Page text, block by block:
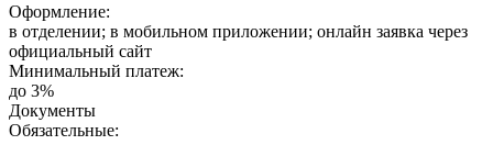
Оформление:
в отделении; в мобильном приложении; онлайн заявка через
официальный сайт
Минимальный платеж:
до 3%
Документы
Обязательные: